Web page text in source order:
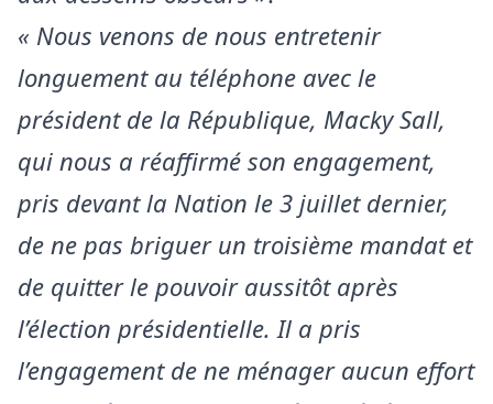
« Nous venons de nous entretenir
longuement au téléphone avec le
président de la République, Macky Sall,
qui nous a réaffirmé son engagement,
pris devant la Nation le 3 juillet dernier,
de ne pas briguer un troisième mandat et
de quitter le pouvoir aussitôt après
l’élection présidentielle. Il a pris
l’engagement de ne ménager aucun effort